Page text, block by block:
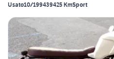
Usato10/199439425 KmSport